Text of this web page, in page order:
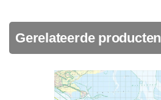
Gerelateerde producten